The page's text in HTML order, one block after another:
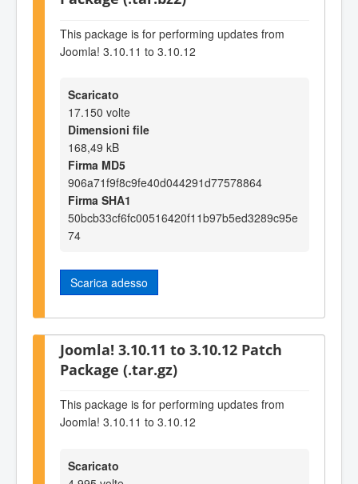
This package is for performing updates from
Joomla! 3.10.11 to 3.10.12
Scaricato
17.150 volte
Dimensioni file
168,49 kB
Firma MD5
906a71f9f8c9fe40d044291d77578864
Firma SHA1
50bcb33cf6fc00516420f11b97b5ed3289c95e
74
Scarica adesso
Joomla! 3.10.11 to 3.10.12 Patch
Package (.tar.gz)
This package is for performing updates from
Joomla! 3.10.11 to 3.10.12
Scaricato